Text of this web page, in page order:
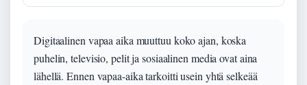
Digitaalinen vapaa aika muuttuu koko ajan, koska
puhelin, televisio, pelit ja sosiaalinen media ovat aina
lähellä. Ennen vapaa-aika tarkoitti usein yhtä selkeää